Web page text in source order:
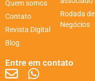
Quem somos
Contato
Revista Digital
Blog
Rodada de
Negócios
Entre em contato